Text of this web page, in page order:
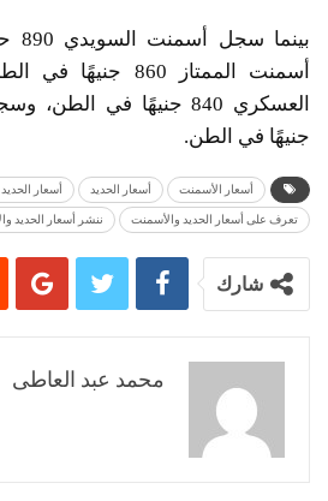
أسمنت الممتاز
جنيهًا في الطن.
أسعار الأسمنت أسعار الحديد أسعار
تعرف على أسعار الحديد والأسمنت ننشر أسعار الحديد
شارك
محمد عبد العاطى